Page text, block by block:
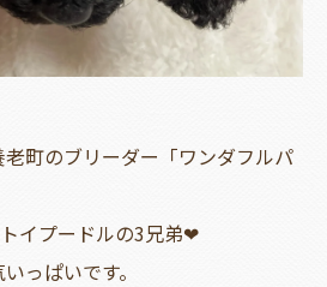
町のブリーダー「ワンダフルパ
イプードルの3兄弟❤
っぱいです。